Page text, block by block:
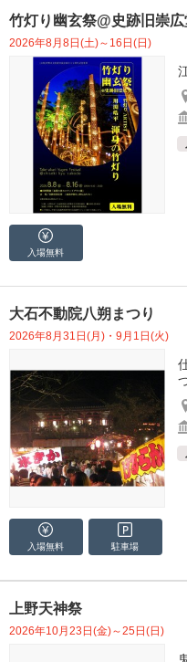
竹灯り幽玄祭@史跡旧崇広
2026年8月8日(土)～16日(日)
入場無料
大石不動院八朔まつり
2026年8月31日(月)・9月1日(火)
入場無料 駐車場
上野天神祭
2026年10月23日(金)～25日(日)